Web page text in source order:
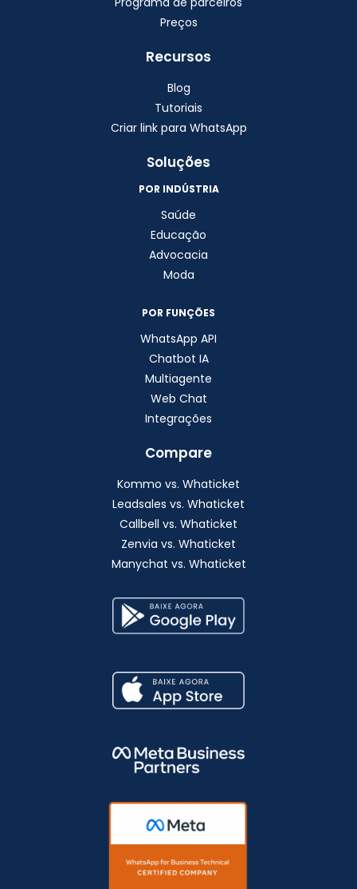
Preços
Recursos
Blog
Tutoriais
Criar link para WhatsApp
Soluções
POR INDÚSTRIA
Saúde
Educação
Advocacia
Moda
POR FUNÇÕES
WhatsApp API
Chatbot IA
Multiagente
Web Chat
Integrações
Compare
Kommo vs. Whaticket
Leadsales vs. Whaticket
Callbell vs. Whaticket
Zenvia vs. Whaticket
Manychat vs. Whaticket